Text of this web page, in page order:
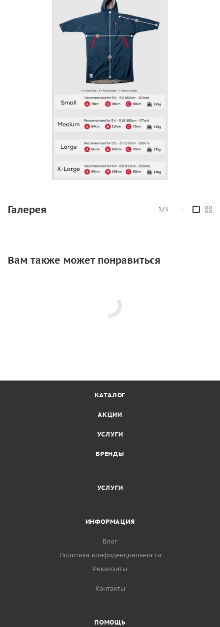
Галерея 1/3
Вам также может понравиться
КАТАЛОГ
АКЦИИ
УСЛУГИ
БРЕНДЫ
УСЛУГИ
ИНФОРМАЦИЯ
Блог
Политика конфиденциальности
Реквизиты
Контакты
ПОМОЩЬ